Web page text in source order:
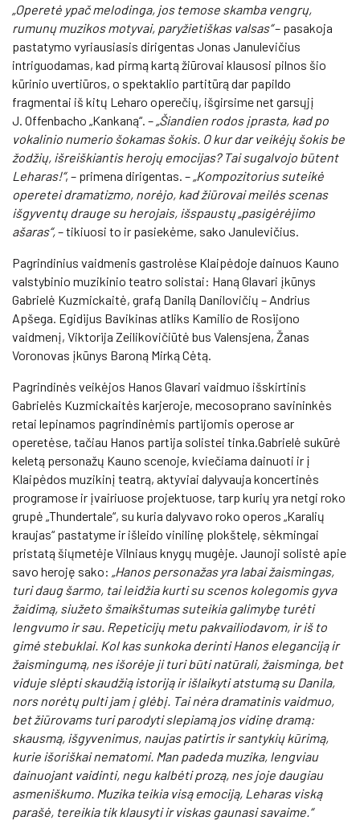
„Operetė ypač melodinga, jos temose skamba vengrų,
rumunų muzikos motyvai, paryžietiškas valsas“– pasakoja
pastatymo vyriausiasis dirigentas Jonas Janulevičius
intriguodamas, kad pirmą kartą žiūrovai klausosi pilnos šio
kūrinio uvertiūros, o spektaklio partitūrą dar papildo
fragmentai iš kitų Leharo operečių, išgirsime net garsųjį
J. Offenbacho „Kankaną“. – „Šiandien rodos įprasta, kad po
vokalinio numerio šokamas šokis. O kur dar veikėjų šokis be
žodžių, išreiškiantis herojų emocijas? Tai sugalvojo būtent
Leharas!“, – primena dirigentas. – „Kompozitorius suteikė
operetei dramatizmo, norėjo, kad žiūrovai meilės scenas
išgyventų drauge su herojais, išspaustų „pasigėrėjimo
ašaras“,– tikiuosi to ir pasiekėme, sako Janulevičius.
Pagrindinius vaidmenis gastrolėse Klaipėdoje dainuos Kauno
valstybinio muzikinio teatro solistai: Haną Glavari įkūnys
Gabrielė Kuzmickaitė, grafą Danilą Danilovičių – Andrius
Apšega. Egidijus Bavikinas atliks Kamilio de Rosijono
vaidmenį, Viktorija Zeilikovičiūtė bus Valensjena, Žanas
Voronovas įkūnys Baroną Mirką Cėtą.
Pagrindinės veikėjos Hanos Glavari vaidmuo išskirtinis
Gabrielės Kuzmickaitės karjeroje, mecosoprano savininkės
retai lepinamos pagrindinėmis partijomis operose ar
operetėse, tačiau Hanos partija solistei tinka.Gabrielė sukūrė
keletą personažų Kauno scenoje, kviečiama dainuoti ir į
Klaipėdos muzikinį teatrą, aktyviai dalyvauja koncertinės
programose ir įvairiuose projektuose, tarp kurių yra netgi roko
grupė „Thundertale“, su kuria dalyvavo roko operos „Karalių
kraujas“ pastatyme ir išleido vinilinę plokštelę, sėkmingai
pristatą šiųmetėje Vilniaus knygų mugėje. Jaunoji solistė apie
savo heroję sako: „Hanos personažas yra labai žaismingas,
turi daug šarmo, tai leidžia kurti su scenos kolegomis gyva
žaidimą, siužeto šmaikštumas suteikia galimybę turėti
lengvumo ir sau. Repeticijų metu pakvailiodavom, ir iš to
gimė stebuklai. Kol kas sunkoka derinti Hanos eleganciją ir
žaismingumą, nes išorėje ji turi būti natūrali, žaisminga, bet
viduje slėpti skaudžią istoriją ir išlaikyti atstumą su Danila,
nors norėtų pulti jam į glėbį. Tai nėra dramatinis vaidmuo,
bet žiūrovams turi parodyti slepiamą jos vidinę dramą:
skausmą, išgyvenimus, naujas patirtis ir santykių kūrimą,
kurie išoriškai nematomi. Man padeda muzika, lengviau
dainuojant vaidinti, negu kalbėti prozą, nes joje daugiau
asmeniškumo. Muzika teikia visą emociją, Leharas viską
parašė, tereikia tik klausyti ir viskas gaunasi savaime.“